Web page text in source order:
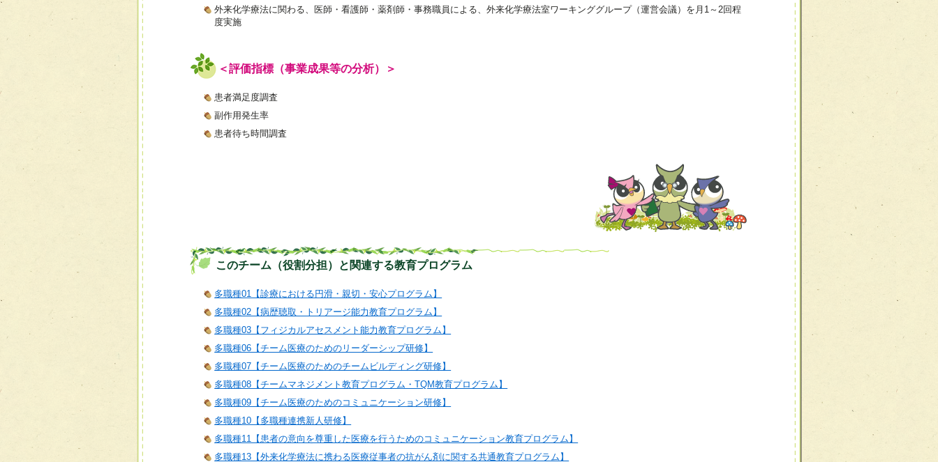
外来化学療法に関わる、医師・看護師・薬剤師・事務職員による、外来化学療法室ワーキンググループ（運営会議）を月1～2回程
度実施
＜評価指標（事業成果等の分析）＞
患者満足度調査
副作用発生率
患者待ち時間調査
このチーム（役割分担）と関連する教育プログラム
多職種01【診療における円滑・親切・安心プログラム】
多職種02【病歴聴取・トリアージ能力教育プログラム】
多職種03【フィジカルアセスメント能力教育プログラム】
多職種06【チーム医療のためのリーダーシップ研修】
多職種07【チーム医療のためのチームビルディング研修】
多職種08【チームマネジメント教育プログラム・TQM教育プログラム】
多職種09【チーム医療のためのコミュニケーション研修】
多職種10【多職種連携新人研修】
多職種11【患者の意向を尊重した医療を行うためのコミュニケーション教育プログラム】
多職種13【外来化学療法に携わる医療従事者の抗がん剤に関する共通教育プログラム】